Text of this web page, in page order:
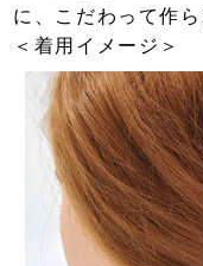
に、こだわって作
＜着用イメージ＞